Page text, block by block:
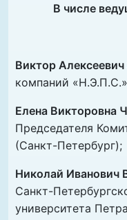
В числе
Виктор
компаний
Елена Викторовна
Председателя
(Санкт-Петербург);
Николай Иванович
Санкт-
университета